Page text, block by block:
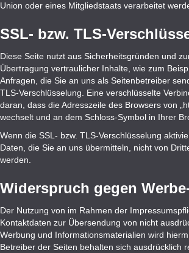
Union oder eines Mitgliedstaats verarbeitet
SSL- bzw. TLS-
Diese Seite nutzt aus Sicherheitsgründen und
Übertragung vertraulicher Inhalte, wie zum
Anfragen, die Sie an uns als Seitenbetreiber
TLS-Verschlüsselung. Eine verschlüsselte
daran, dass die Adresszeile des Browsers von
wechselt und an dem Schloss-Symbol in Ihrer
Wenn die SSL- bzw. TLS-Verschlüsselung
Daten, die Sie an uns übermitteln, nicht von
werden.
Widerspruch gegen
Der Nutzung von im Rahmen der
Kontaktdaten zur Übersendung von nicht
Werbung und Informationsmaterialien wird
Betreiber der Seiten behalten sich ausdrücklich